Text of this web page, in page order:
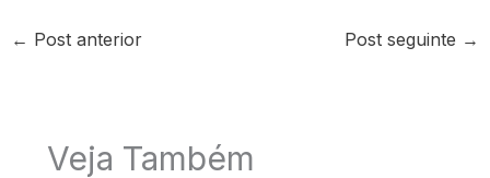
← Post anterior Post seguinte →
Veja Também